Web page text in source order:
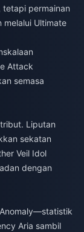
tetapi permainan
melalui Ultimate
Attack
semasa
Liputan
sekatan
Veil Idol
dengan
Aria sambil